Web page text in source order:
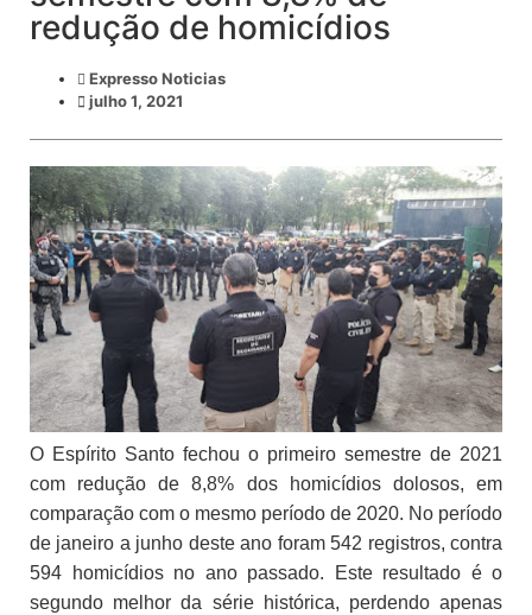
redução de homicídios
Expresso Noticias
julho 1, 2021
O Espírito Santo fechou o primeiro semestre de 2021
com redução de 8,8% dos homicídios dolosos, em
comparação com o mesmo período de 2020. No período
de janeiro a junho deste ano foram 542 registros, contra
594 homicídios no ano passado. Este resultado é o
segundo melhor da série histórica, perdendo apenas